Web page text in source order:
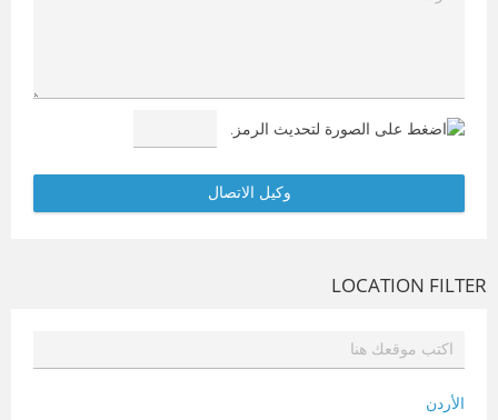
LOCATION FILTER
الأردن